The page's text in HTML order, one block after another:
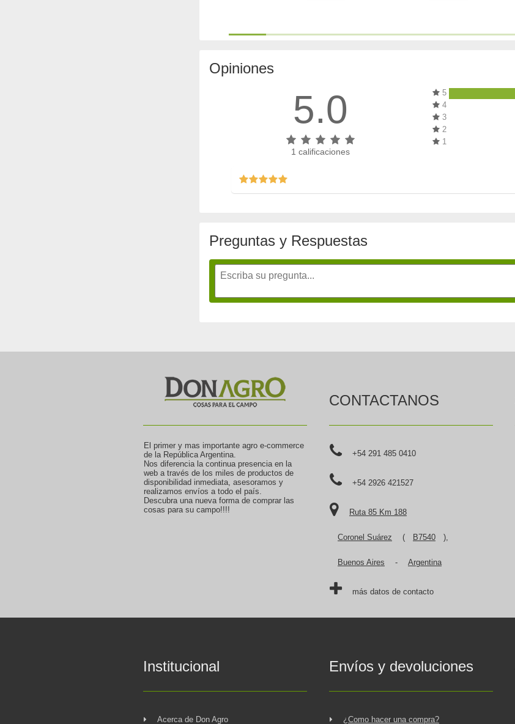
Opiniones
5.0
1 calificaciones
5
4
3
2
1
Preguntas y Respuestas
El primer y mas importante agro e-commerce
de la República Argentina.
Nos diferencia la continua presencia en la
web a través de los miles de productos de
disponibilidad inmediata, asesoramos y
realizamos envíos a todo el país.
Descubra una nueva forma de comprar las
cosas para su campo!!!!
CONTACTANOS
+54 291 485 0410
+54 2926 421527
Ruta 85 Km 188
Coronel Suárez ( B7540 ),
Buenos Aires - Argentina
más datos de contacto
Institucional
Acerca de Don Agro
Envíos y devoluciones
¿Como hacer una compra?